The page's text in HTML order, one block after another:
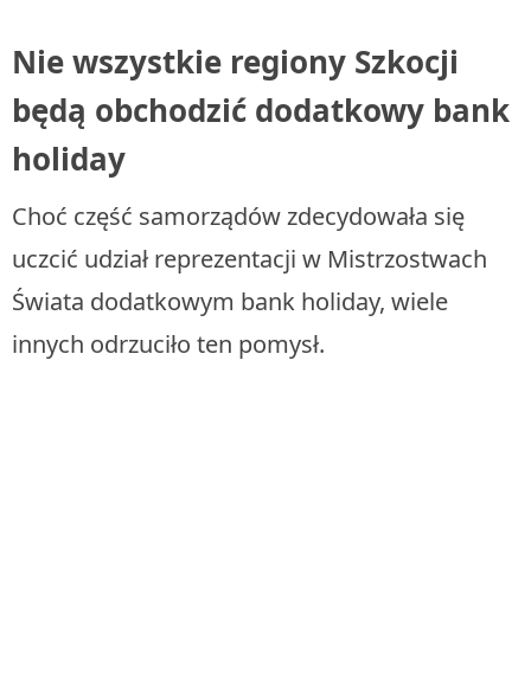
Nie wszystkie regiony Szkocji
będą obchodzić dodatkowy bank
holiday
Choć część samorządów zdecydowała się
uczcić udział reprezentacji w Mistrzostwach
Świata dodatkowym bank holiday, wiele
innych odrzuciło ten pomysł.